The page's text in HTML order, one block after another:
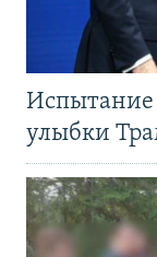
улыбки